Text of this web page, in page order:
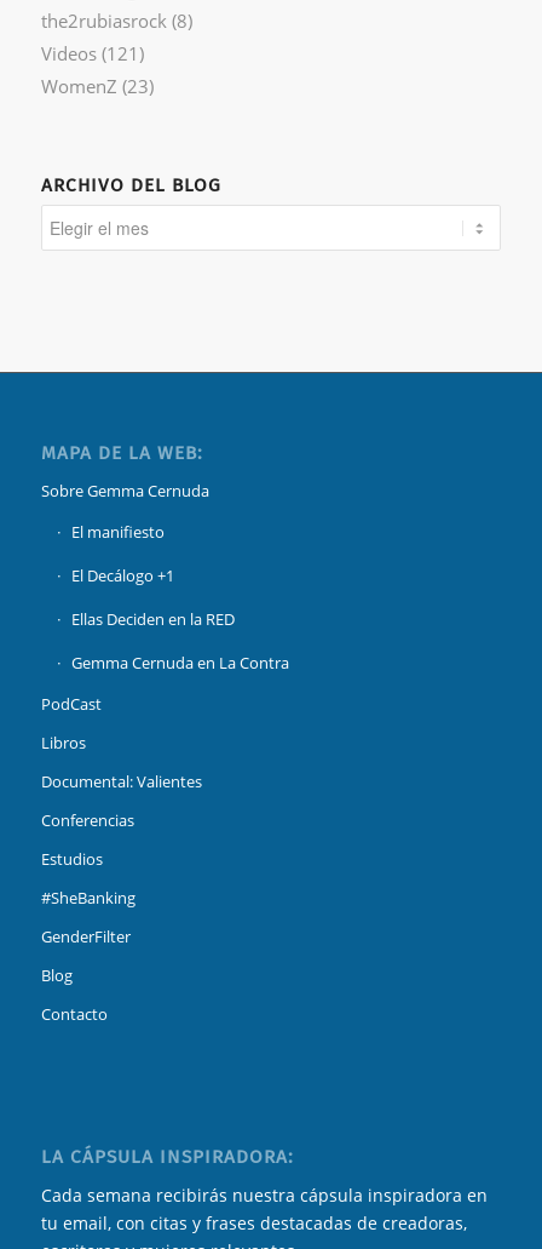
the2rubiasrock (8)
Videos(121)
WomenZ (23)
ARCHIVO DEL BLOG
MAPA DE LA WEB:
Sobre Gemma Cernuda
El manifiesto
El Decálogo +1
Ellas Deciden en la RED
Gemma Cernuda en La Contra
PodCast
Libros
Documental: Valientes
Conferencias
Estudios
#SheBanking
GenderFilter
Blog
Contacto
LA CÁPSULA INSPIRADORA:
Cada semana recibirás nuestra cápsula inspiradora en
tu email, con citas y frases destacadas de creadoras,